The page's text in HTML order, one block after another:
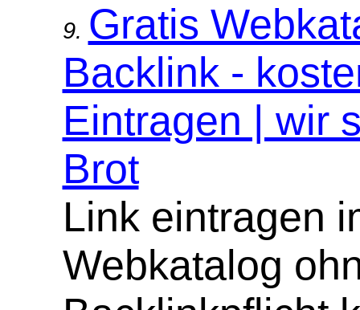
9. Gratis
Backlink -
Eintragen | wir
Brot
Link eintragen
Webkatalog